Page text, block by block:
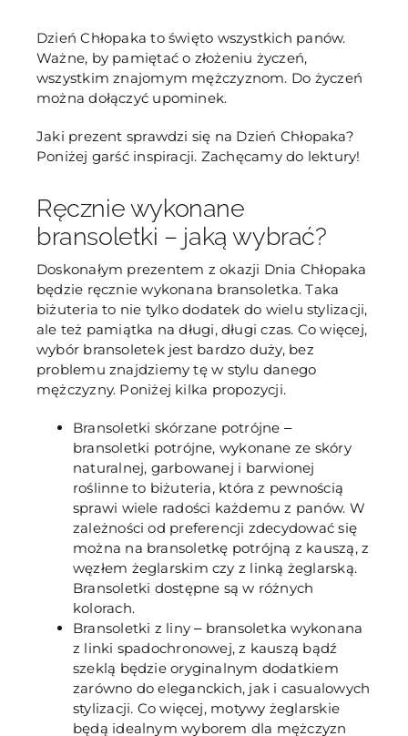
Dzień Chłopaka to święto wszystkich panów.
Ważne, by pamiętać o złożeniu życzeń,
wszystkim znajomym mężczyznom. Do życzeń
można dołączyć upominek.
Jaki prezent sprawdzi się na Dzień Chłopaka?
Poniżej garść inspiracji. Zachęcamy do lektury!
Ręcznie wykonane
bransoletki – jaką wybrać?
Doskonałym prezentem z okazji Dnia Chłopaka
będzie ręcznie wykonana bransoletka. Taka
biżuteria to nie tylko dodatek do wielu stylizacji,
ale też pamiątka na długi, długi czas. Co więcej,
wybór bransoletek jest bardzo duży, bez
problemu znajdziemy tę w stylu danego
mężczyzny. Poniżej kilka propozycji.
Bransoletki skórzane potrójne ‒
bransoletki potrójne, wykonane ze skóry
naturalnej, garbowanej i barwionej
roślinne to biżuteria, która z pewnością
sprawi wiele radości każdemu z panów. W
zależności od preferencji zdecydować się
można na bransoletkę potrójną z kauszą, z
węzłem żeglarskim czy z linką żeglarską.
Bransoletki dostępne są w różnych
kolorach.
Bransoletki z liny ‒ bransoletka wykonana
z linki spadochronowej, z kauszą bądź
szeklą będzie oryginalnym dodatkiem
zarówno do eleganckich, jak i casualowych
stylizacji. Co więcej, motywy żeglarskie
będą idealnym wyborem dla mężczyzn